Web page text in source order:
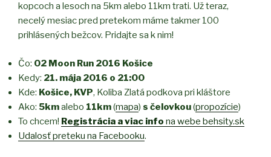
kopcoch a lesoch na 5km alebo 11km trati. Už teraz,
necelý mesiac pred pretekom máme takmer 100
prihlásených bežcov. Pridajte sa k nim!
Čo: O2 Moon Run 2016 Košice
Kedy: 21. mája 2016 o 21:00
Kde: Košice, KVP, Koliba Zlatá podkova pri kláštore
Ako: 5kmalebo 11km(mapa) s čelovkou(propozície)
To chcem! Registrácia a viac info na webe behsity.sk
Udalosť preteku na Facebooku.